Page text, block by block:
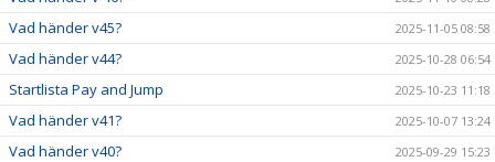
Vad händer v45? 2025-11-05 08:58
Vad händer v44? 2025-10-28 06:54
Startlista Pay and Jump 2025-10-23 11:18
Vad händer v41? 2025-10-07 13:24
Vad händer v40? 2025-09-29 15:23